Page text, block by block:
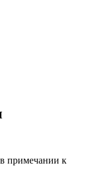
примечании к